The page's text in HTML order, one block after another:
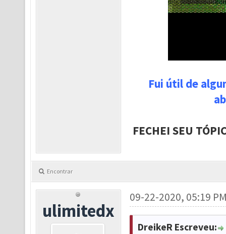
Fui útil de
FECHEI SEU
Encontrar
ulimitedx
09-22-2020, 05:19
DreikeR Escreveu: